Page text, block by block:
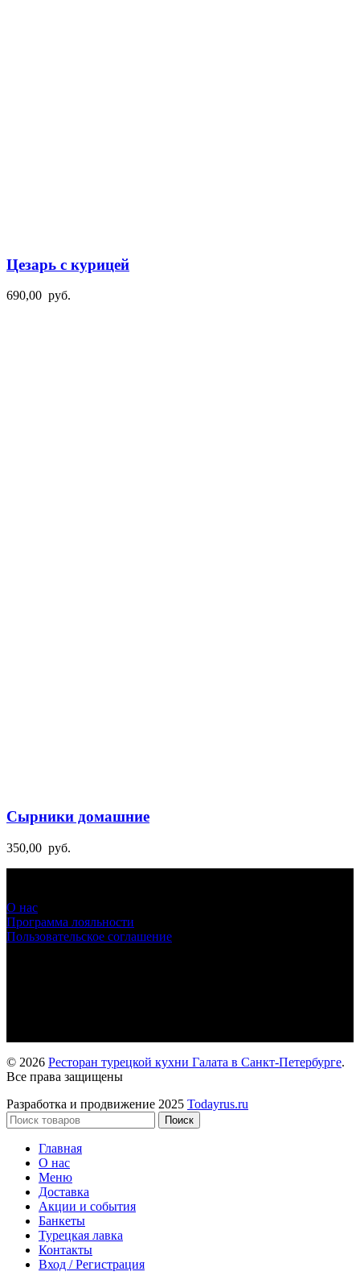
Цезарь с курицей
690,00 руб.
Сырники домашние
350,00 руб.
О нас
Программа лояльности
Пользовательское соглашение
© 2026 Ресторан турецкой кухни Галата в Санкт-Петербурге.
Все права защищены
Разработка и продвижение 2025 Todayrus.ru
Поиск
Главная
О нас
Меню
Доставка
Акции и события
Банкеты
Турецкая лавка
Контакты
Вход / Регистрация